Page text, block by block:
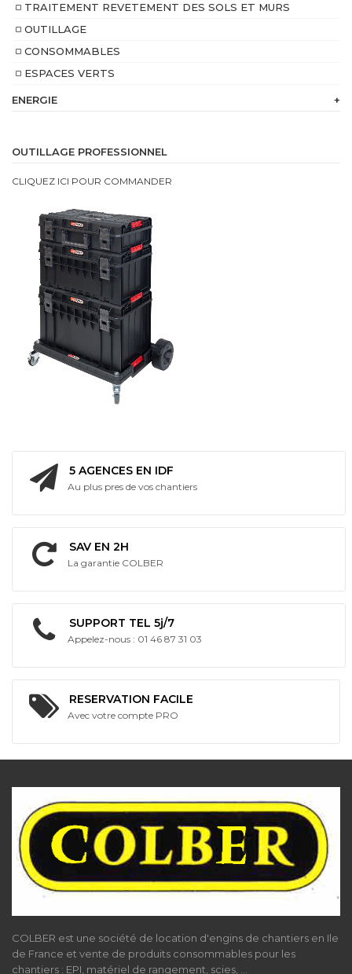
TRAITEMENT REVETEMENT DES SOLS ET MURS
OUTILLAGE
CONSOMMABLES
ESPACES VERTS
ENERGIE +
intégrée
Energie
OUTILLAGE PROFESSIONNEL
CLIQUEZ ICI POUR COMMANDER
5 AGENCES EN IDF
Au plus pres de vos chantiers
SAV EN 2H
La garantie COLBER
SUPPORT TEL 5j/7
Appelez-nous : 01 46 87 31 03
RESERVATION FACILE
Avec votre compte PRO
COLBER est une société de location d'engins de chantiers en Ile
de France et vente de produits consommables pour les
chantiers : EPI, matériel de rangement, scies, ...